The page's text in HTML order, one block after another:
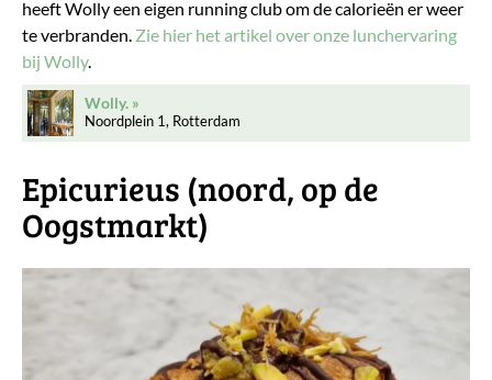
heeft Wolly een eigen running club om de calorieën er weer
te verbranden. Zie hier het artikel over onze lunchervaring
bij Wolly.
Wolly.
Noordplein 1, Rotterdam
Epicurieus (noord, op de
Oogstmarkt)